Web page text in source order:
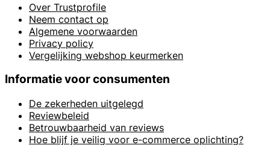
Over Trustprofile
Neem contact op
Algemene voorwaarden
Privacy policy
Vergelijking webshop keurmerken
Informatie voor consumenten
De zekerheden uitgelegd
Reviewbeleid
Betrouwbaarheid van reviews
Hoe blijf je veilig voor e-commerce oplichting?